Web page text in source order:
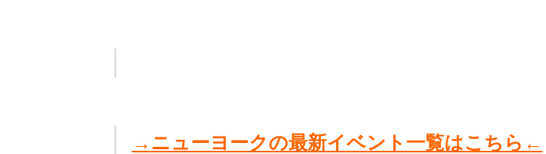
→ ニューヨークの最新イベント一覧はこちら←